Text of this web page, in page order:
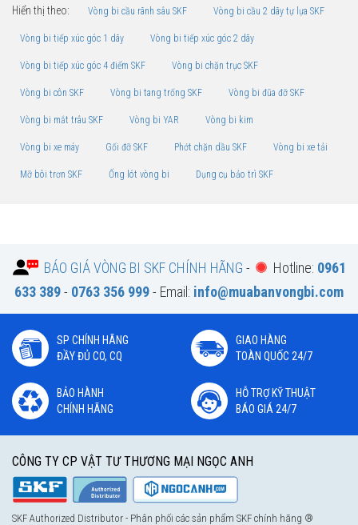
Hiển thị theo: Vòng bi cầu rãnh sâu SKF Vòng bi cầu 2 dãy tự lựa SKF
Vòng bi tiếp xúc góc 1 dãy Vòng bi tiếp xúc góc 2 dãy
Vòng bi tiếp xúc góc 4 điểm SKF Vòng bi chặn trục SKF
Vòng bi côn SKF Vòng bi tang trống SKF Vòng bi đũa đỡ SKF
Vòng bi mắt trâu SKF Vòng bi YAR Vòng bi kim
Vòng bi xe máy Gối đỡ SKF Phớt chặn dầu SKF Vòng bi xe tải
Mỡ bôi trơn SKF Ống lót vòng bi Dụng cụ bảo trì SKF
BÁO GIÁ VÒNG BI SKF CHÍNH HÃNG - Hotline: 0961
633 389- 0763 356 999- Email: info@muabanvongbi.com
SP CHÍNH HÃNG
ĐẦY ĐỦ CO, CQ
GIAO HÀNG
TOÀN QUỐC 24/7
BẢO HÀNH
CHÍNH HÃNG
HỖ TRỢ KỸ THUẬT
BÁO GIÁ 24/7
CÔNG TY CP VẬT TƯ THƯƠNG MẠI NGỌC ANH
SKF Authorized Distributor - Phân phối các sản phẩm SKF chính hãng ®